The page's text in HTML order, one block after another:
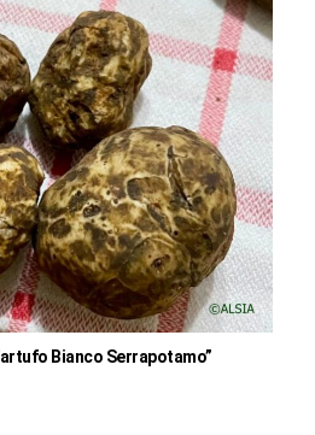
Bianco Serrapotamo”